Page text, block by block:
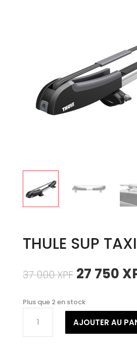
THULE SUP TAXI
37 000XPF Le
initial
était :
37
000 XPF.
27 750
Plus que 2 en stock
THULE
AJOUTER AU